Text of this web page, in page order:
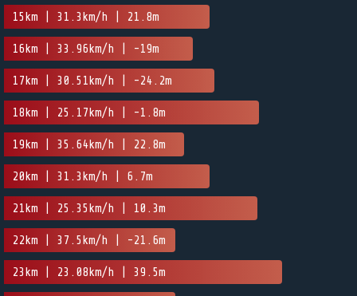
15km | 31.3km/h | 21.8m
16km | 33.96km/h | -19m
17km | 30.51km/h | -24.2m
18km | 25.17km/h | -1.8m
19km | 35.64km/h | 22.8m
20km | 31.3km/h | 6.7m
21km | 25.35km/h | 10.3m
22km | 37.5km/h | -21.6m
23km | 23.08km/h | 39.5m